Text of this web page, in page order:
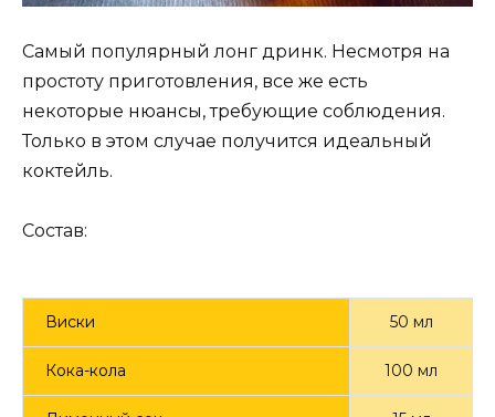
Самый популярный лонг дринк. Несмотря на
простоту приготовления, все же есть
некоторые нюансы, требующие соблюдения.
Только в этом случае получится идеальный
коктейль.
Состав:
Виски 50 мл
Кока-кола 100 мл